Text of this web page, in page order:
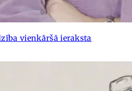
vienkāršā ieraksta